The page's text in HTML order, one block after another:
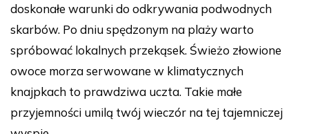
doskonałe warunki do odkrywania podwodnych
skarbów. Po dniu spędzonym na plaży warto
spróbować lokalnych przekąsek. Świeżo złowione
owoce morza serwowane w klimatycznych
knajpkach to prawdziwa uczta. Takie małe
przyjemności umilą twój wieczór na tej tajemniczej